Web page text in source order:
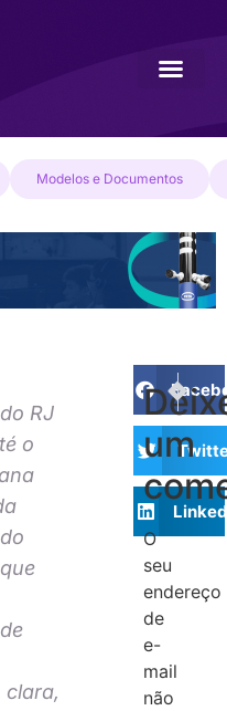
Modelos e Documentos
RJ
o
clara,
um
O
seu
endereço
de
e-
mail
não
Justiça